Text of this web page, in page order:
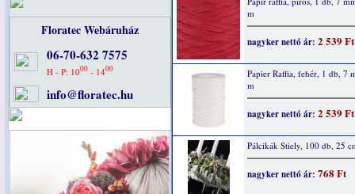
Floratec Webáruház
06-70-632 7575
H - P: 1000- 1400
info@floratec.hu
m
nagyker nettó ár: 2 539 Ft
Papier Raffia, fehér, 1 db, 7
m
nagyker nettó ár: 2 539 Ft
Pálcikák Stiely, 100 db, 25
nagyker nettó ár: 768 Ft